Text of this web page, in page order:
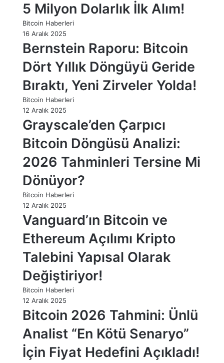
5 Milyon Dolarlık İlk Alım!
Bitcoin Haberleri
16 Aralık 2025
Bernstein Raporu: Bitcoin
Dört Yıllık Döngüyü Geride
Bıraktı, Yeni Zirveler Yolda!
Bitcoin Haberleri
12 Aralık 2025
Grayscale’den Çarpıcı
Bitcoin Döngüsü Analizi:
2026 Tahminleri Tersine Mi
Dönüyor?
Bitcoin Haberleri
12 Aralık 2025
Vanguard’ın Bitcoin ve
Ethereum Açılımı Kripto
Talebini Yapısal Olarak
Değiştiriyor!
Bitcoin Haberleri
12 Aralık 2025
Bitcoin 2026 Tahmini: Ünlü
Analist “En Kötü Senaryo”
İçin Fiyat Hedefini Açıkladı!